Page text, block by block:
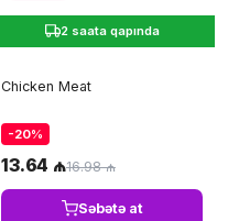
2 saata qapında
Chicken Meat
-20%
13.64 ₼16.98 ₼
Səbətə at